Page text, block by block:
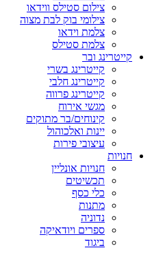
צילום סטילס ווידאו
צילומי בוק לבת מצוה
צלמת וידאו
צלמת סטילס
קייטרינג ובר
קייטרינג בשרי
קייטרינג חלבי
קייטרינג פרווה
מגשי אירוח
קינוחים/בר מתוקים
יינות ואלכוהול
עיצובי פירות
חנויות
חנויות אונליין
תכשיטים
כלי כסף
מתנות
נדוניה
ספרים ויודאיקה
ביגוד